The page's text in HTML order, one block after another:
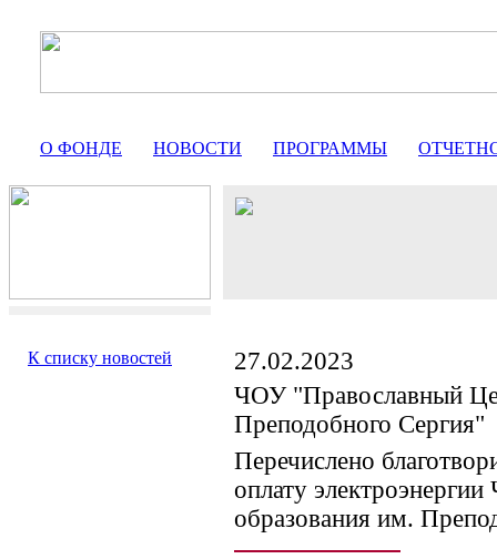
О ФОНДЕ НОВОСТИ ПРОГРАММЫ
К списку новостей
27.02.2023
ЧОУ "Православный
Преподобного Сергия"
Перечислено
оплату
образования им.